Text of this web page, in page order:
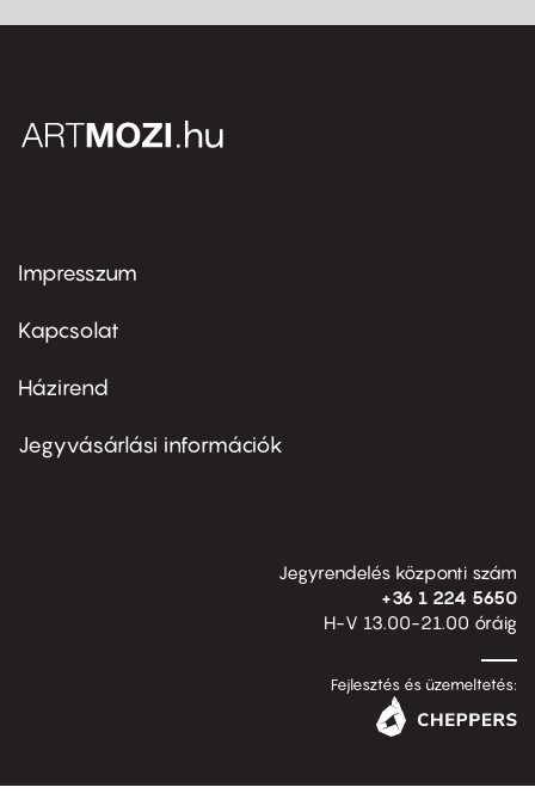
Footer
first
Impresszum
Kapcsolat
Footer
second
Házirend
Jegyvásárlási információk
Jegyrendelés központi szám
+36 1 224 5650
H-V 13.00-21.00 óráig
Fejlesztés és üzemeltetés: